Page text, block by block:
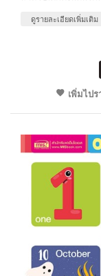
ดูรายละเอียดเพิ่มเติม
เพิ่มไป